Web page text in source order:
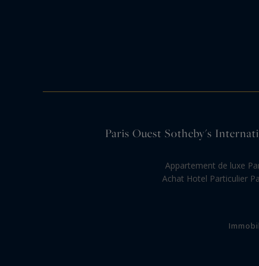
Paris Ouest Sotheby's
Appartement de luxe
Achat Hotel Particulier